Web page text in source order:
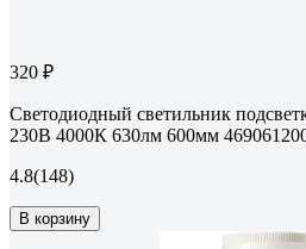
320 ₽
Светодиодный светильник
230B 4000К 630лм 600мм
4.8(148)
В корзину